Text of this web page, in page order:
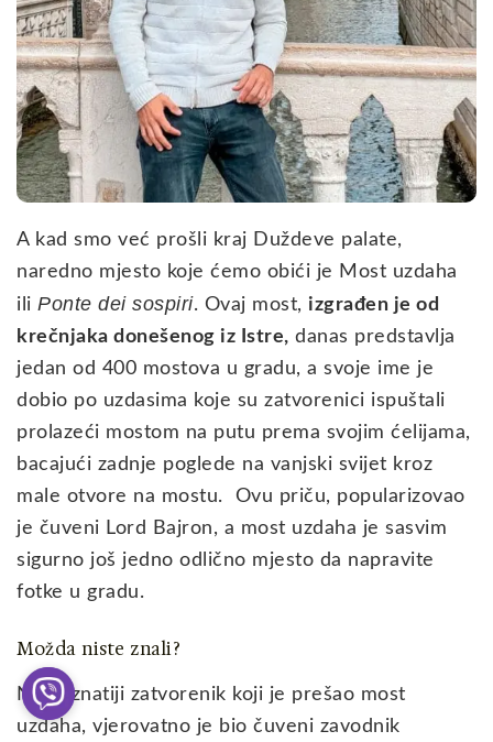
A kad smo već prošli kraj Duždeve palate,
naredno mjesto koje ćemo obići je Most uzdaha
ili Ponte dei sospiri. Ovaj most, izgrađen je od
krečnjaka donešenog iz Istre, danas predstavlja
jedan od 400 mostova u gradu, a svoje ime je
dobio po uzdasima koje su zatvorenici ispuštali
prolazeći mostom na putu prema svojim ćelijama,
bacajući zadnje poglede na vanjski svijet kroz
male otvore na mostu. Ovu priču, popularizovao
je čuveni Lord Bajron, a most uzdaha je sasvim
sigurno još jedno odlično mjesto da napravite
fotke u gradu.
Možda niste znali?
Najpoznatiji zatvorenik koji je prešao most
uzdaha, vjerovatno je bio čuveni zavodnik